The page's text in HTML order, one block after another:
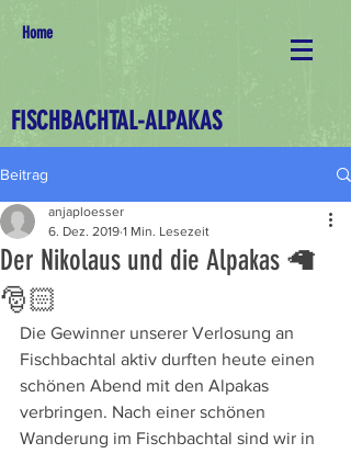
Home
FISCHBACHTAL-ALPAKAS
Beitrag
Der Nikolaus und die Alpakas 🦙
🎅🏻
anjaploesser
6. Dez. 2019 1 Min. Lesezeit
Die Gewinner unserer Verlosung an
Fischbachtal aktiv durften heute einen
schönen Abend mit den Alpakas
verbringen. Nach einer schönen
Wanderung im Fischbachtal sind wir in